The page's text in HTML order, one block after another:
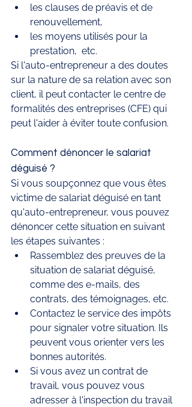
les clauses de préavis et de
renouvellement,
les moyens utilisés pour la
prestation,  etc.
Si l'auto-entrepreneur a des doutes
sur la nature de sa relation avec son
client, il peut contacter le centre de
formalités des entreprises (CFE) qui
peut l'aider à éviter toute confusion.
Comment dénoncer le salariat
déguisé ?
Si vous soupçonnez que vous êtes
victime de salariat déguisé en tant
qu'auto-entrepreneur, vous pouvez
dénoncer cette situation en suivant
les étapes suivantes :
Rassemblez des preuves de la
situation de salariat déguisé,
comme des e-mails, des
contrats, des témoignages, etc.
Contactez le service des impôts
pour signaler votre situation. Ils
peuvent vous orienter vers les
bonnes autorités.
Si vous avez un contrat de
travail, vous pouvez vous
adresser à l'inspection du travail